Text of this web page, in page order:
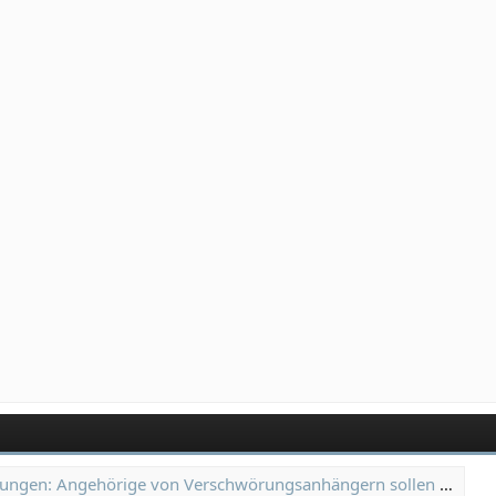
Angehörige von Verschwörungsanhängern sollen mehr Hilfe erhalten